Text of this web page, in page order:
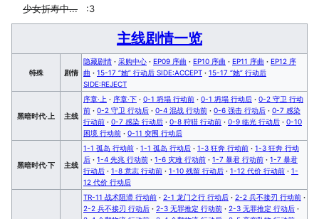
少女折寿中... :3
主线剧情一览
特殊 剧情
隐藏剧情 · 采购中心 · EP09 序曲 · EP10 序曲 · EP11 序曲 · EP12 序
曲 · 15-17 “她” 行动后 SIDE:ACCEPT · 15-17 “她” 行动后
SIDE:REJECT
黑暗时代·上 主线
序章·上 · 序章·下 · 0-1 坍塌 行动前 · 0-1 坍塌 行动后 · 0-2 守卫 行动
前 · 0-2 守卫 行动后 · 0-4 混战 行动前 · 0-6 强击 行动后 · 0-7 感染
行动前 · 0-7 感染 行动后 · 0-8 狩猎 行动前 · 0-9 临光 行动后 · 0-10
困境 行动前 · 0-11 突围 行动后
黑暗时代·下 主线
1-1 孤岛 行动前 · 1-1 孤岛 行动后 · 1-3 狂奔 行动前 · 1-3 狂奔 行动
后 · 1-4 先兆 行动前 · 1-6 灾难 行动前 · 1-7 暴君 行动前 · 1-7 暴君
行动后 · 1-8 意志 行动前 · 1-10 残留 行动后 · 1-12 代价 行动前 · 1-
12 代价 行动后
TR-11 战术阻滞 行动前 · 2-1 龙门之行 行动后 · 2-2 兵不接刃 行动前 ·
2-2 兵不接刃 行动后 · 2-3 无罪推定 行动前 · 2-3 无罪推定 行动后 ·